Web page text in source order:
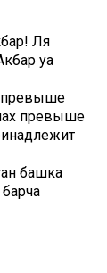
Ля
уа
превыше
превыше
башка